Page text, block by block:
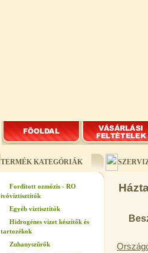
TERMÉK KATEGÓRIÁK
Fordított ozmózis - RO
ivóvíztisztítók
Egyéb víztisztítók
Hidrogénes vizet készítők és
tartozékok
Zuhanyszűrők